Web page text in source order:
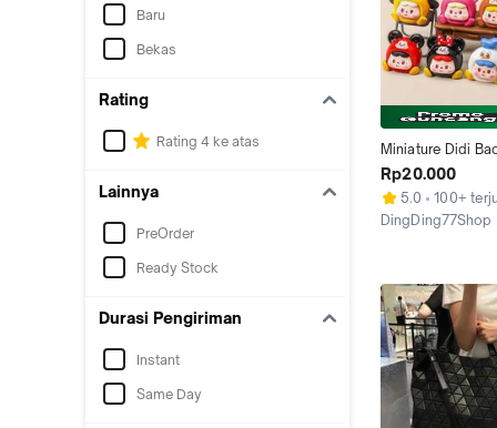
Baru
Bekas
Rating
Rating 4 ke atas
Lainnya
PreOrder
Ready Stock
Durasi Pengiriman
Instant
Same Day
Miniature Didi
banget kostum
Hiasan rumah
kunci gantungan
Rp20.000
5.0
100+
DingDing77Shop